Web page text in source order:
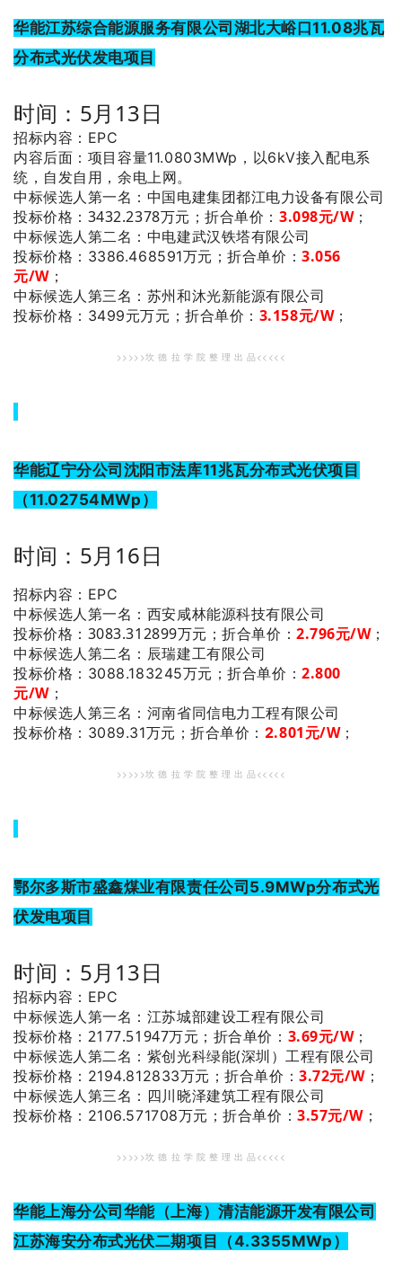
华能江苏综合能源服务有限公司湖北大峪口11.08兆瓦
分布式光伏发电项目
时间：5月13日
招标内容：EPC
内容后面：项目容量11.0803MWp，以6kV接入配电系
统，自发自用，余电上网。
中标候选人第一名 ：中国电建集团都江电力设备有限公司
投标价格：3432.2378万元；折合单价： 3.098元/W；
中标候选人第二名 ：中电建武汉铁塔有限公司
投标价格：3386.468591万元；折合单价：3.056
元/W；
中标候选人第三名 ：苏州和沐光新能源有限公司
投标价格：3499元万元；折合单价： 3.158元/W；
>>>>>坎 德 拉 学 院 整 理 出 品<<<<<
华能辽宁分公司沈阳市法库11兆瓦分布式光伏项目
（11.02754MWp）
时间：5月16日
招标内容：EPC
中标候选人第一名 ：西安咸林能源科技有限公司
投标价格：3083.312899万元；折合单价：2.796元/W；
中标候选人第二名 ：辰瑞建工有限公司
投标价格：3088.183245万元；折合单价：2.800
元/W；
中标候选人第三名 ：河南省同信电力工程有限公司
投标价格：3089.31万元；折合单价： 2.801元/W；
>>>>>坎 德 拉 学 院 整 理 出 品<<<<<
鄂尔多斯市盛鑫煤业有限责任公司5.9MWp分布式光
伏发电项目
时间：5月13日
招标内容：EPC
中标候选人第一名 ：江苏城部建设工程有限公司
投标价格：2177.51947万元； 折合单价： 3.69元/W；
中标候选人第二名 ：紫创光科绿能(深圳）工程有限公司
投标价格：2194.812833万元；折合单价：3.72元/W；
中标候选人第三名 ：四川晓泽建筑工程有限公司
投标价格：2106.571708万元；折合单价：3.57元/W；
>>>>>坎 德 拉 学 院 整 理 出 品<<<<<
华能上海分公司华能（上海）清洁能源开发有限公司
江苏海安分布式光伏二期项目（4.3355MWp）